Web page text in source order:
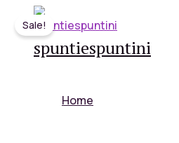
to
contentspuntiespuntini
Home
Sale!